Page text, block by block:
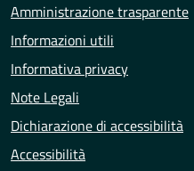
Amministrazione trasparente
Informazioni utili
Informativa privacy
Note Legali
Dichiarazione di accessibilità
Accessibilità